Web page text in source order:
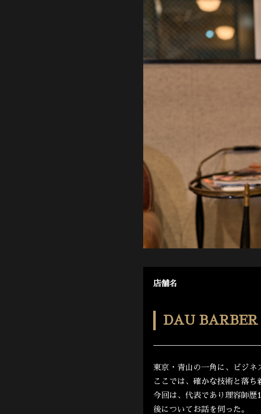
店舗名
DAU BARBER
東京・青山の一角に、ビジ
ここでは、確かな技術と落ち
今回は、代表であり理容師歴
後についてお話を伺った。